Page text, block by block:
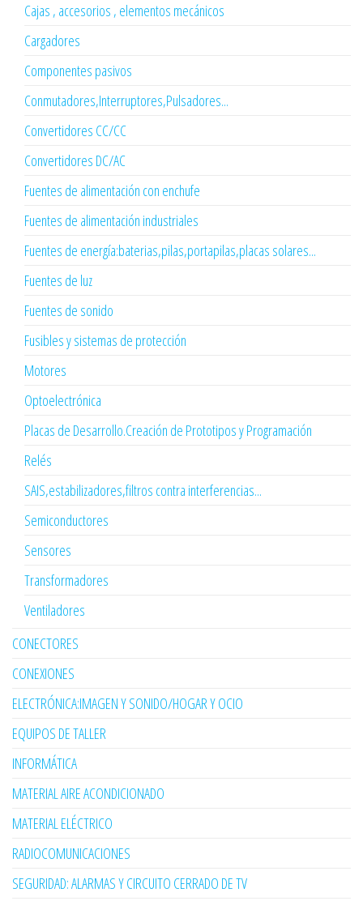
Cajas , accesorios , elementos mecánicos
Cargadores
Componentes pasivos
Conmutadores,Interruptores,Pulsadores...
Convertidores CC/CC
Convertidores DC/AC
Fuentes de alimentación con enchufe
Fuentes de alimentación industriales
Fuentes de energía:baterias,pilas,portapilas,placas solares...
Fuentes de luz
Fuentes de sonido
Fusibles y sistemas de protección
Motores
Optoelectrónica
Placas de Desarrollo.Creación de Prototipos y Programación
Relés
SAIS,estabilizadores,filtros contra interferencias...
Semiconductores
Sensores
Transformadores
Ventiladores
CONECTORES
CONEXIONES
ELECTRÓNICA:IMAGEN Y SONIDO/HOGAR Y OCIO
EQUIPOS DE TALLER
INFORMÁTICA
MATERIAL AIRE ACONDICIONADO
MATERIAL ELÉCTRICO
RADIOCOMUNICACIONES
SEGURIDAD: ALARMAS Y CIRCUITO CERRADO DE TV